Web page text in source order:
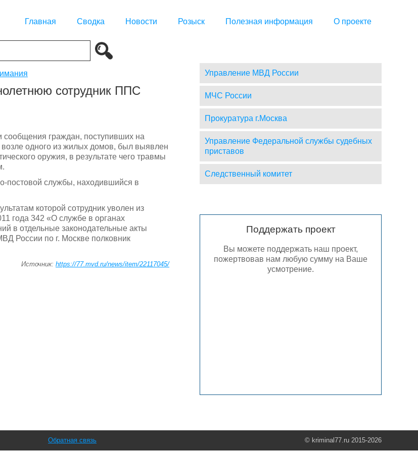
Главная Сводка Новости Розыск Полезная информация О проекте
сотрудник ППС
сообщения граждан, поступивших на
возле одного из жилых домов, был выявлен
оружия, в результате чего травмы
постовой службы, находившийся в
которой сотрудник уволен из
года 342 «О службе в органах
в отдельные законодательные акты
России по г. Москве полковник
Источник: https://77.mvd.ru/news/item/22117045/
Управление МВД России
МЧС России
Прокуратура г.Москва
Управление Федеральной службы судебных
приставов
Следственный комитет
Поддержать проект
Вы можете поддержать наш проект,
пожертвовав нам любую сумму на Ваше
усмотрение.
© kriminal77.ru 2015-2026
Обратная связь